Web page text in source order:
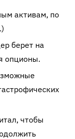
активам, по
берет на
опционы.
чтобы